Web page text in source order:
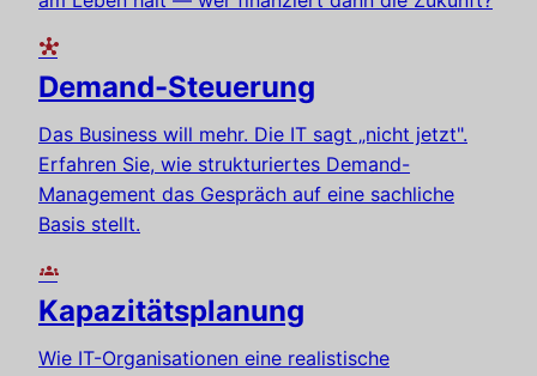
hub
Demand-Steuerung
Das Business will mehr. Die IT sagt „nicht jetzt".
Erfahren Sie, wie strukturiertes Demand-
Management das Gespräch auf eine sachliche
Basis stellt.
groups
Kapazitätsplanung
Wie IT-Organisationen eine realistische